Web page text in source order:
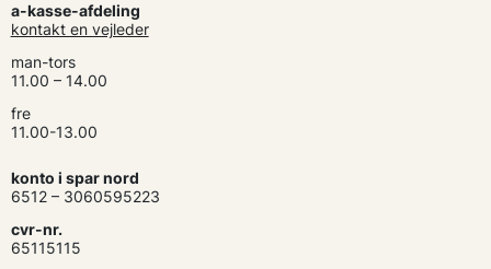
a-kasse-afdeling
kontakt en vejleder
man-tors
11.00 – 14.00
fre
11.00-13.00
konto i spar nord
6512 – 3060595223
cvr-nr.
65115115